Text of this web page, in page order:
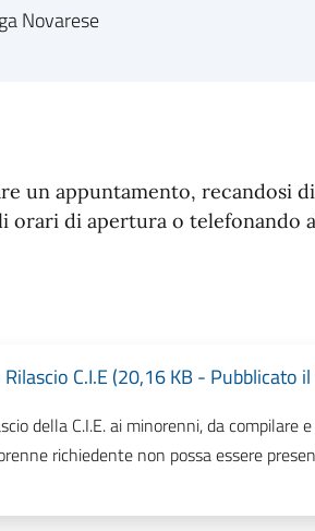
Novarese
un appuntamento, recandosi
di apertura o telefonando al
C.I.E (20,16 KB - Pubblicato
della C.I.E. ai minorenni, da compilare
richiedente non possa essere